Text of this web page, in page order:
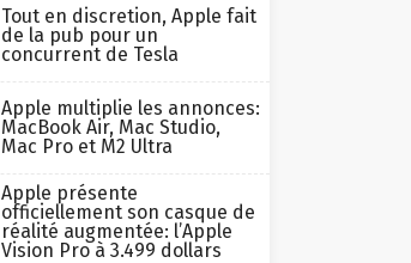
Tout en discretion, Apple fait
de la pub pour un
concurrent de Tesla
Apple multiplie les annonces:
MacBook Air, Mac Studio,
Mac Pro et M2 Ultra
Apple présente
officiellement son casque de
réalité augmentée: l’Apple
Vision Pro à 3.499 dollars